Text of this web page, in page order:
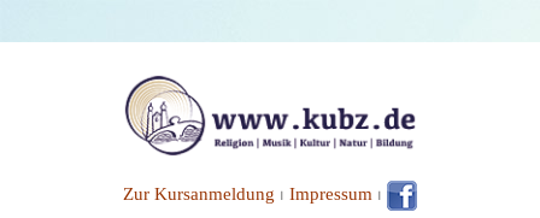
Zur Kursanmeldung ⏐ Impressum ⏐